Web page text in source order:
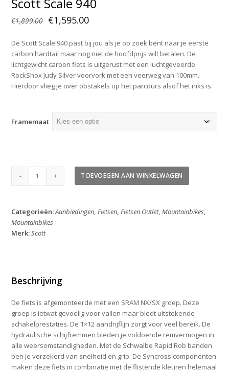
Scott Scale 940
€1,899.00 Oorspronkelijke
was:
€1,899.00.
€1,595.00Huidige
is:
€1,595.00.
De Scott Scale 940 past bij jou als je op zoek bent naar je eerste
carbon hardtail maar nog niet de hoofdprijs wilt betalen. De
lichtgewicht carbon fiets is uitgerust met een luchtgeveerde
RockShox Judy Silver voorvork met een veerweg van 100mm.
Hierdoor vlieg je over obstakels op het parcours alsof het niks is.
Framemaat
Scott
TOEVOEGEN AAN WINKELWAGEN
Categorieën:Aanbiedingen,Fietsen,Fietsen Outlet,Mountainbikes,
Mountainbikes
Merk:Scott
Beschrijving
De fiets is afgemonteerde met een SRAM NX/SX groep. Deze
groep is ietwat gevoelig voor vallen maar biedt uitstekende
schakelprestaties. De 1×12 aandrijflijn zorgt voor veel bereik. De
hydraulische schijfremmen bieden je voldoende remvermogen in
alle weersomstandigheden. Met de Schwalbe Rapid Rob banden
ben je verzekerd van snelheid en grip. De Syncross componenten
maken deze fiets in combinatie met de flistende kleuren helemaal